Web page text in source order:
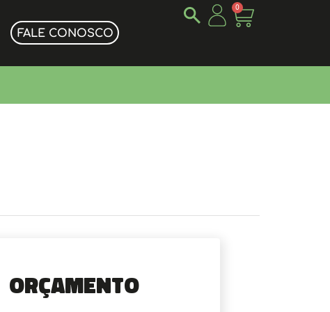
FALE CONOSCO
0
Orçamento